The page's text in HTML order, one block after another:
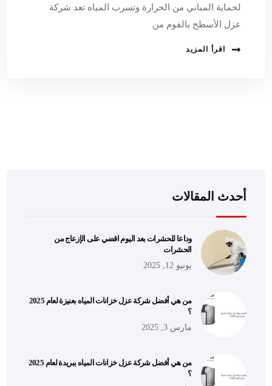
لحماية المباني من الحرارة وتسرب المياه تعد شركة
عزل الأسطح بالفوم من
اقرأ المزيد
أحدث المقالات
وداعا للحشرات بعد اليوم اقضي على الإزعاج من
الحشرات
يونيو 12, 2025
من هي أفضل شركة عزل خزانات المياه بعنيزة لعام 2025
؟
مارس 3, 2025
من هي أفضل شركة عزل خزانات المياه ببريدة لعام 2025
؟